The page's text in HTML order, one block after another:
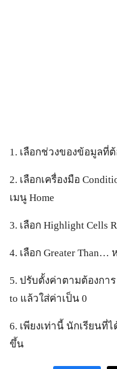
1. เลือกช่วงของข้อมูลที่
2. เลือกเครื่องมือ
เมนู Home
3. เลือก Highlight Cells
4. เลือก Greater Than…
5. ปรับตั้งค่าตามต้องกา
to แล้วใส่ค่าเป็น 0
6. เพียงเท่านี้ นักเรียนที่
ขึ้น